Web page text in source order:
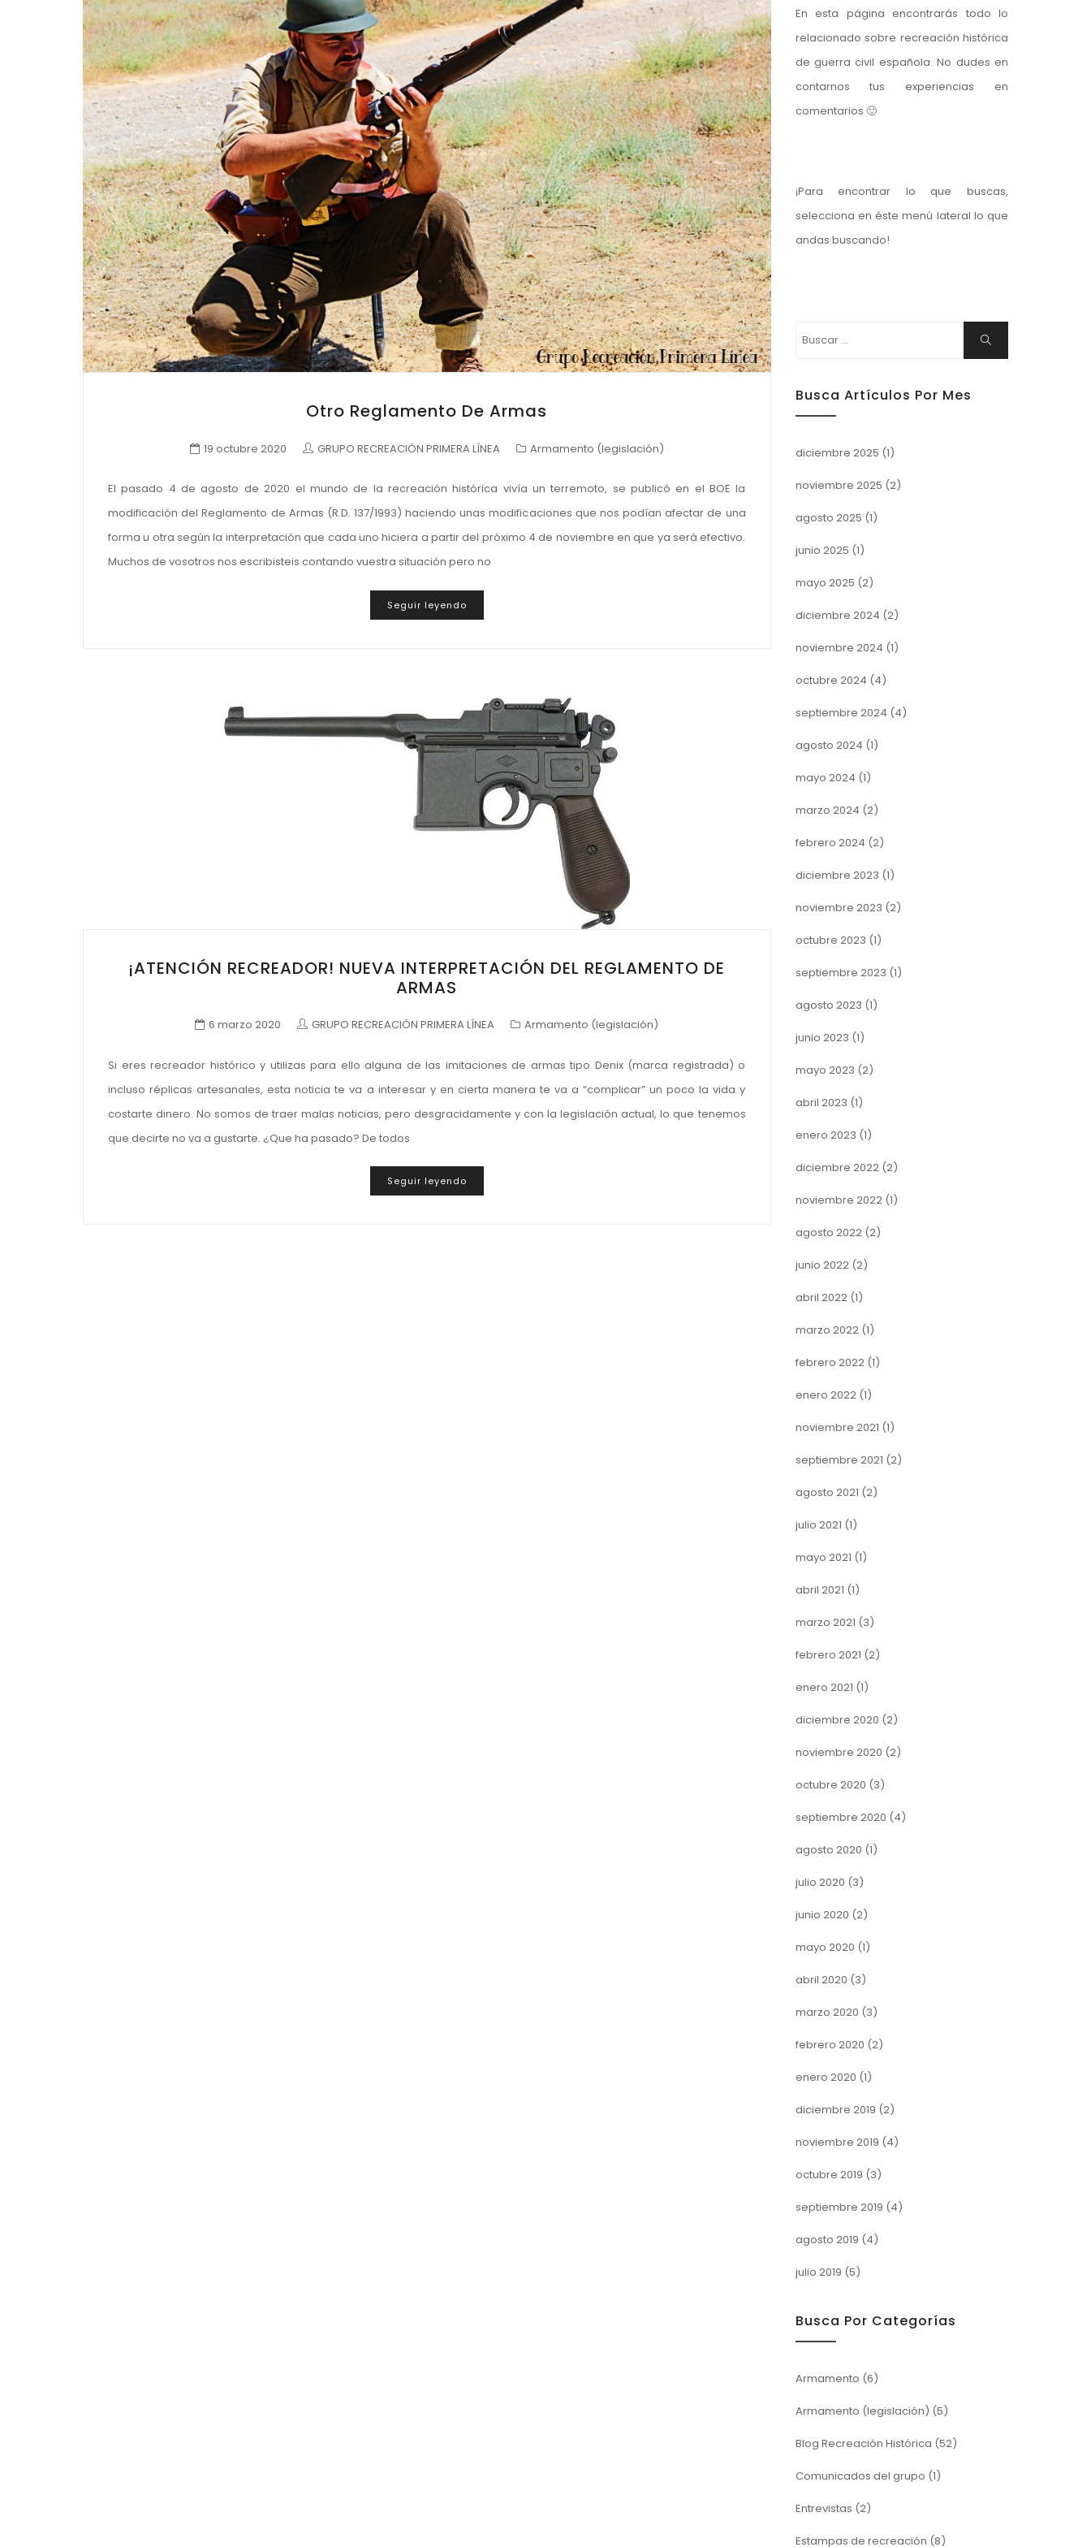
Otro Reglamento De Armas
19 octubre 2020 GRUPO RECREACIÓN PRIMERA LÍNEA Armamento (legislación)
El pasado 4 de agosto de 2020 el mundo de la recreación histórica vivía un terremoto, se publicó en el BOE la
modificación del Reglamento de Armas (R.D. 137/1993) haciendo unas modificaciones que nos podían afectar de una
forma u otra según la interpretación que cada uno hiciera a partir del próximo 4 de noviembre en que ya será efectivo.
Muchos de vosotros nos escribisteis contando vuestra situación pero no
Seguir leyendo
¡ATENCIÓN RECREADOR! NUEVA INTERPRETACIÓN DEL REGLAMENTO DE
ARMAS
6 marzo 2020 GRUPO RECREACIÓN PRIMERA LÍNEA Armamento (legislación)
Si eres recreador histórico y utilizas para ello alguna de las imitaciones de armas tipo Denix (marca registrada) o
incluso réplicas artesanales, esta noticia te va a interesar y en cierta manera te va a “complicar” un poco la vida y
costarte dinero. No somos de traer malas noticias, pero desgracidamente y con la legislación actual, lo que tenemos
que decirte no va a gustarte. ¿Que ha pasado? De todos
Seguir leyendo
En esta página encontrarás todo lo
relacionado sobre recreación histórica
de guerra civil española. No dudes en
contarnos tus experiencias en
comentarios 🙂
¡Para encontrar lo que buscas,
selecciona en éste menú lateral lo que
andas buscando!
Buscar
Busca Artículos Por Mes
diciembre 2025 (1)
noviembre 2025 (2)
agosto 2025 (1)
junio 2025 (1)
mayo 2025 (2)
diciembre 2024 (2)
noviembre 2024 (1)
octubre 2024 (4)
septiembre 2024 (4)
agosto 2024 (1)
mayo 2024 (1)
marzo 2024 (2)
febrero 2024 (2)
diciembre 2023 (1)
noviembre 2023 (2)
octubre 2023 (1)
septiembre 2023 (1)
agosto 2023 (1)
junio 2023 (1)
mayo 2023 (2)
abril 2023 (1)
enero 2023 (1)
diciembre 2022(2)
noviembre 2022(1)
agosto 2022(2)
junio 2022(2)
abril 2022(1)
marzo 2022(1)
febrero 2022(1)
enero 2022(1)
noviembre 2021 (1)
septiembre 2021 (2)
agosto 2021 (2)
julio 2021 (1)
mayo 2021 (1)
abril 2021 (1)
marzo 2021 (3)
febrero 2021 (2)
enero 2021 (1)
diciembre 2020 (2)
noviembre 2020 (2)
octubre 2020 (3)
septiembre 2020 (4)
agosto 2020 (1)
julio 2020 (3)
junio 2020 (2)
mayo 2020 (1)
abril 2020 (3)
marzo 2020 (3)
febrero 2020 (2)
enero 2020 (1)
diciembre 2019 (2)
noviembre 2019 (4)
octubre 2019 (3)
septiembre 2019 (4)
agosto 2019 (4)
julio 2019 (5)
Busca Por Categorías
Armamento (6)
Armamento (legislación) (5)
Blog Recreación Histórica (52)
Comunicados del grupo (1)
Entrevistas (2)
Estampas de recreación (8)